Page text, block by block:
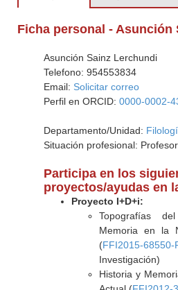
Ficha personal - Asunción
Asunción Sainz Lerchundi
Telefono: 954553834
Email: Solicitar correo
Perfil en ORCID: 0000-0002-
Departamento/Unidad:
Situación profesional:
Participa en los
proyectos/ayudas en
Proyecto I+D+i:
Topografías
Memoria en la
(FFI2015-68550-
Investigación)
Historia y